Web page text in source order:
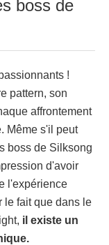
boss de
!
pattern, son
affrontement
Même s'il peut
boss de Silksong
d'avoir
l'expérience
le fait que dans le
il existe un